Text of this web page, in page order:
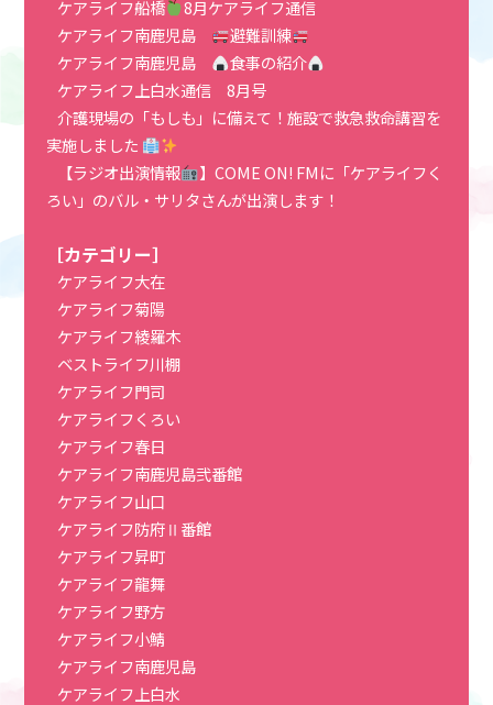
ケアライフ船橋
8月ケアライフ通信
ケアライフ南鹿児島
避難訓練
ケアライフ南鹿児島
食事の紹介
ケアライフ上白水通信 8月号
介護現場の「もしも」に備えて！施設で救急救命講習を
実施しました
【ラジオ出演情報
】COME ON! FMに「ケアライフく
ろい」のバル・サリタさんが出演します！
［カテゴリー］
ケアライフ大在
ケアライフ菊陽
ケアライフ綾羅木
ベストライフ川棚
ケアライフ門司
ケアライフくろい
ケアライフ春日
ケアライフ南鹿児島弐番館
ケアライフ山口
ケアライフ防府Ⅱ番館
ケアライフ昇町
ケアライフ龍舞
ケアライフ野方
ケアライフ小鯖
ケアライフ南鹿児島
ケアライフ上白水